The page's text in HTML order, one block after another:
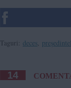
Taguri: deces
14